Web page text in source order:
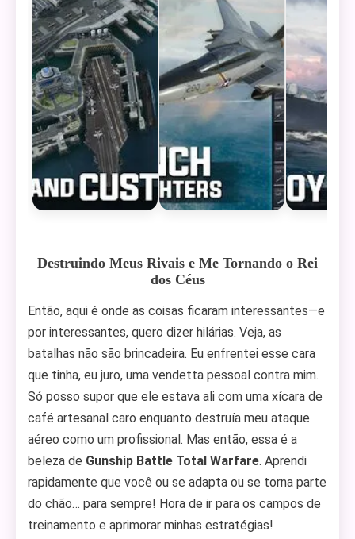
Destruindo Meus Rivais e Me Tornando o Rei
dos Céus
Então, aqui é onde as coisas ficaram interessantes—e
por interessantes, quero dizer hilárias. Veja, as
batalhas não são brincadeira. Eu enfrentei esse cara
que tinha, eu juro, uma vendetta pessoal contra mim.
Só posso supor que ele estava ali com uma xícara de
café artesanal caro enquanto destruía meu ataque
aéreo como um profissional. Mas então, essa é a
beleza de Gunship Battle Total Warfare. Aprendi
rapidamente que você ou se adapta ou se torna parte
do chão… para sempre! Hora de ir para os campos de
treinamento e aprimorar minhas estratégias!